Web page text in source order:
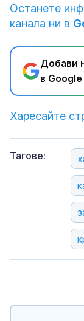
Останете
канала ни в
Добави
в Google
Харесайте
Тагове: